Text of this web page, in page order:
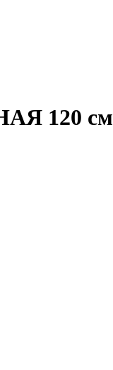
120 см